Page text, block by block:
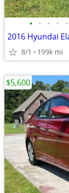
• • • • •
8/1 199k mi
$5,600